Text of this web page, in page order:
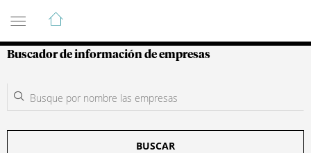
Guía de Empresas Colombianas
Buscador de información de empresas
BUSCAR